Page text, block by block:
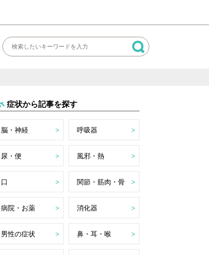
症状から記事を探す
脳・神経 呼吸器
尿・便 風邪・熱
口 関節・筋肉・骨
病院・お薬 消化器
男性の症状 鼻・耳・喉